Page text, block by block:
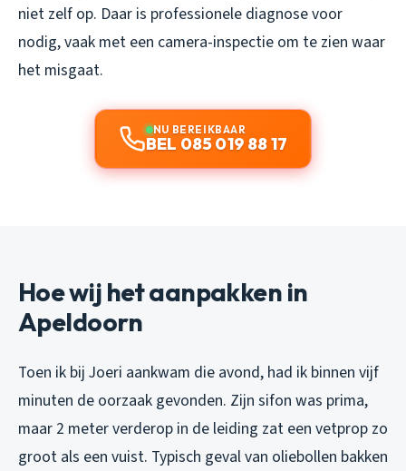
niet zelf op. Daar is professionele diagnose voor
nodig, vaak met een camera-inspectie om te zien waar
het misgaat.
NU BEREIKBAAR
BEL 085 019 88 17
Hoe wij het aanpakken in
Apeldoorn
Toen ik bij Joeri aankwam die avond, had ik binnen vijf
minuten de oorzaak gevonden. Zijn sifon was prima,
maar 2 meter verderop in de leiding zat een vetprop zo
groot als een vuist. Typisch geval van oliebollen bakken